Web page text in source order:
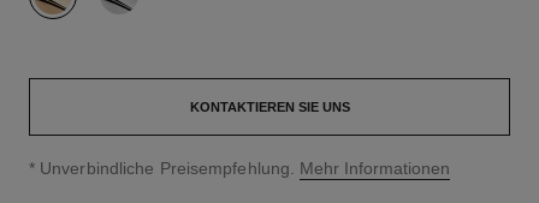
KONTAKTIEREN SIE UNS
↩
* Unverbindliche Preisempfehlung. Mehr Informationen